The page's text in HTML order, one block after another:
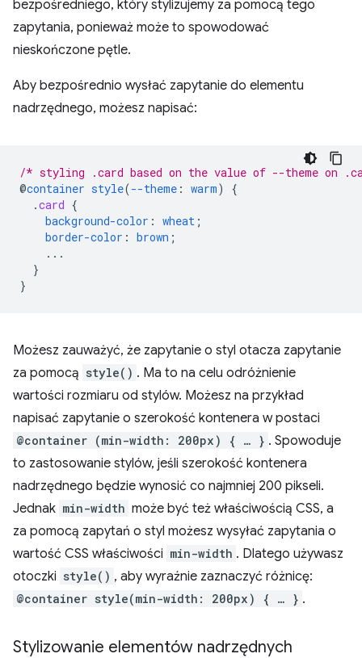
bezpośredniego, który stylizujemy za pomocą tego
zapytania, ponieważ może to spowodować
nieskończone pętle.
Aby bezpośrednio wysłać zapytanie do elementu
nadrzędnego, możesz napisać:
/* styling .card based on the value of --theme on
@container style(--theme : warm)
{
.card {
background-color : wheat ;
border-color : brown ;
...
}
}
Możesz zauważyć, że zapytanie o styl otacza zapytanie
za pomocą style() . Ma to na celu odróżnienie
wartości rozmiaru od stylów. Możesz na przykład
napisać zapytanie o szerokość kontenera w postaci
@container (min-width: 200px) { … } . Spowoduje
to zastosowanie stylów, jeśli szerokość kontenera
nadrzędnego będzie wynosić co najmniej 200 pikseli.
Jednak min-width może być też właściwością CSS, a
za pomocą zapytań o styl możesz wysyłać zapytania o
wartość CSS właściwości min-width . Dlatego używasz
otoczki style() , aby wyraźnie zaznaczyć różnicę:
@container style(min-width: 200px) { … } .
Stylizowanie elementów nadrzędnych